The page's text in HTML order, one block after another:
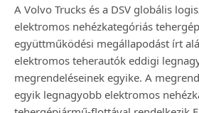
A Volvo Trucks és a DSV globális
elektromos nehézkategóriás
együttműködési megállapodást írt
elektromos teherautók eddigi
megrendeléseinek egyike. A
egyik legnagyobb elektromos